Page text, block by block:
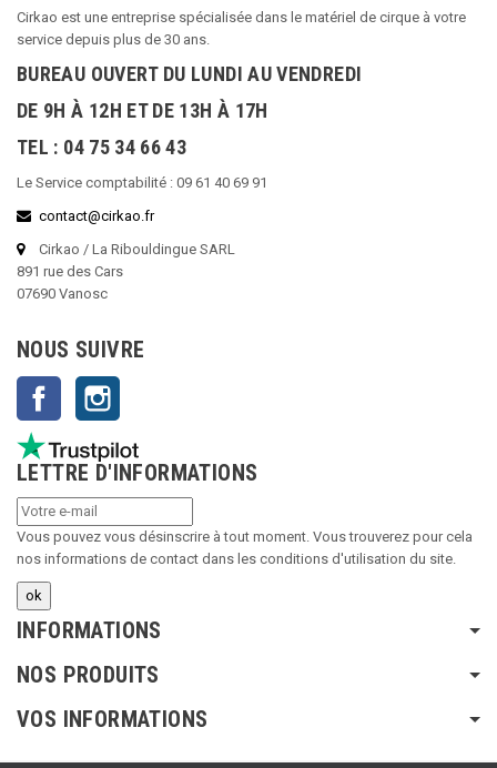
Cirkao est une entreprise spécialisée dans le matériel de cirque à votre
service depuis plus de 30 ans.
BUREAU OUVERT DU LUNDI AU VENDREDI
DE 9H À 12H ET DE 13H À 17H
TEL : 04 75 34 66 43
Le Service comptabilité : 09 61 40 69 91
contact@cirkao.fr
Cirkao / La Ribouldingue SARL
891 rue des Cars
07690 Vanosc
NOUS SUIVRE
Facebook
LETTRE D'INFORMATIONS
Vous pouvez vous désinscrire à tout moment. Vous trouverez pour cela
nos informations de contact dans les conditions d'utilisation du site.
INFORMATIONS
NOS PRODUITS
VOS INFORMATIONS